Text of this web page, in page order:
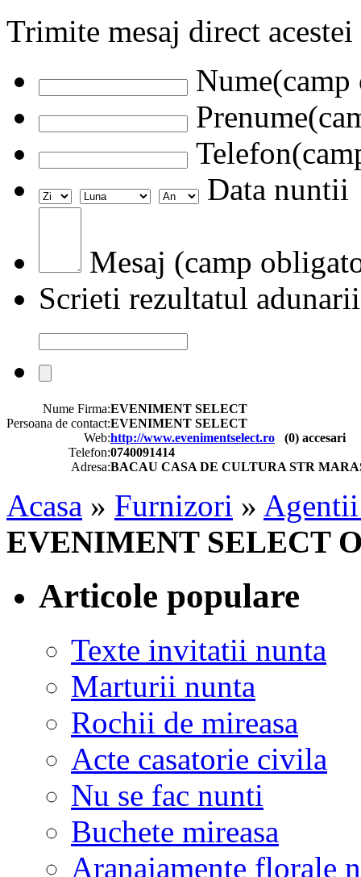
Trimite mesaj direct
Data nuntii
Mesaj (camp
Scrieti rezultatul adunarii
Nume Firma:EVENIMENT SELECT
Persoana de contact:EVENIMENT SELECT
Web:http://www.evenimentselect.ro (0) accesari
Telefon:0740091414
Adresa:BACAU CASA DE CULTURA STR
Acasa » Furnizori »
EVENIMENT SELECT
Articole populare
Texte invitatii nunta
Marturii nunta
Rochii de mireasa
Acte casatorie civila
Nu se fac nunti
Buchete mireasa
Aranajamente florale